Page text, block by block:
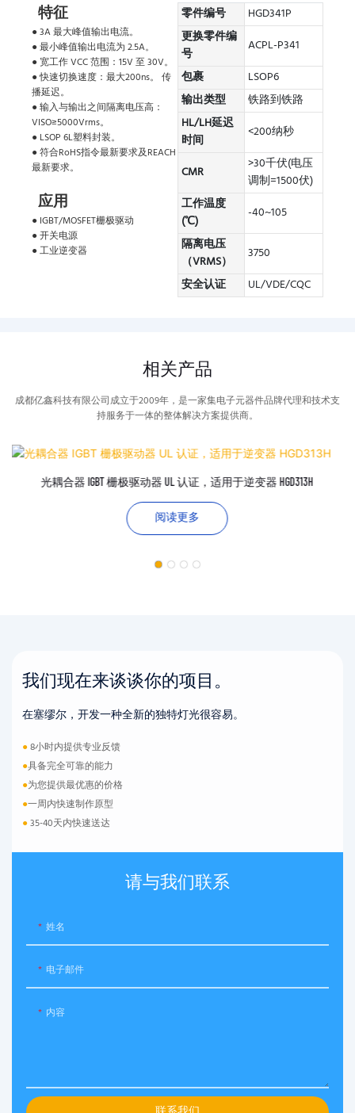
特征
● 3A 最大峰值输出电流。
● 最小峰值输出电流为 2.5A。
● 宽工作 VCC 范围：15V 至 30V。
● 快速切换速度：最大200ns。 传
播延迟。
● 输入与输出之间隔离电压高：
VISO≥5000Vrms。
● LSOP 6L塑料封装。
● 符合RoHS指令最新要求及REACH
最新要求。
应用
● IGBT/MOSFET栅极驱动
● 开关电源
● 工业逆变器
零件编号
HGD341P
更换零件编
号
ACPL-P341
包裹
LSOP6
输出类型
铁路到铁路
HL/LH延迟
时间
<200纳秒
CMR
>30千伏(电压
调制=1500伏)
工作温度
(℃)
-40~105
隔离电压
（VRMS）
3750
安全认证
UL/VDE/CQC
相关产品
成都亿鑫科技有限公司成立于2009年，是一家集电子元器件品牌代理和技术支
持服务于一体的整体解决方案提供商。
光耦合器 IGBT 栅极驱动器 UL 认证，适用于逆变器 HGD313H
阅读更多
我们现在来谈谈你的项目。
在塞缪尔，开发一种全新的独特灯光很容易。
●8小时内提供专业反馈
●具备完全可靠的能力
●为您提供最优惠的价格
●一周内快速制作原型
●35-40天内快速送达
请与我们联系
姓名
电子邮件
内容